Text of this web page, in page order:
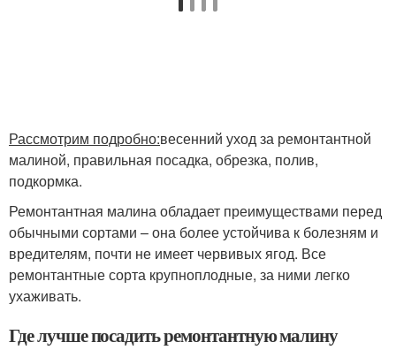
Рассмотрим подробно:весенний уход за ремонтантной
малиной, правильная посадка, обрезка, полив,
подкормка.
Ремонтантная малина обладает преимуществами перед
обычными сортами – она более устойчива к болезням и
вредителям, почти не имеет червивых ягод. Все
ремонтантные сорта крупноплодные, за ними легко
ухаживать.
Где лучше посадить ремонтантную малину